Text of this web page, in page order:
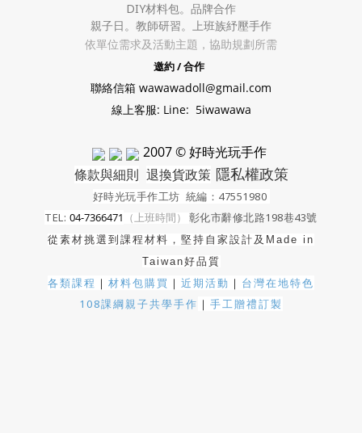
DIY材料包。 品牌合作
親子日。教師研習。上班族紓壓手作
依單位需求及活動主題，協助規劃所需
邀約 / 合作
聯絡信箱 wawawadoll@gmail.com
線上客服: Line: 5iwawawa
2007 © 好時光玩手作
條款與細則 退換貨政策 隱私權政策
好時光玩手作工坊 統編：47551980
TEL: 04-7366471 （上班時間） 彰化市辭修北路198巷43號
從素材挑選到課程材料，堅持自家設計及 Made in
Taiwan好品質
各類課程 ｜ 材料包購買 ｜ 近期活動 ｜ 台灣在地特色
108課綱親子共學手作 ｜ 手工贈禮訂製